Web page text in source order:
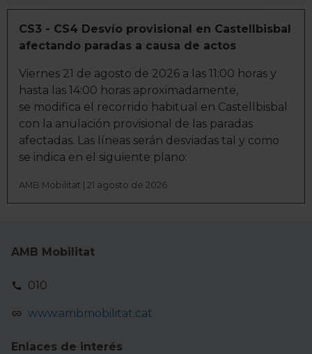
Obtenga más información sobre cómo se procesan sus
datos personales y establezca sus preferencias en la
consentimiento en cualquier momento en la Declaración
de cookies.
La publicidad digital personalizada, basada en la
información recogida mediante cookies o tecnologías
similares (como, por ejemplo, la dirección IP, los
permite financiar nuestra actividad para mantener activa
cookies, ya sean nuestras o de nuestros socios, que nos
comportamiento dentro del sitio web, así como
desarrollar un perfil específico para mostrarte publicidad
también la opción de continuar pulsando la opción
CS3 - CS4 Desvío provisional en Castellbisbal
afectando paradas a causa de actos
Viernes 21 de agosto de 2026 a las 11:00 horas y
hasta las 14:00 horas aproximadamente,
se modifica el recorrido habitual en Castellbisbal
con la anulación provisional de las paradas
afectadas. Las líneas serán desviadas tal y como
se indica en el siguiente plano:
AMB Mobilitat | 21 agosto de 2026
AMB Mobilitat
010
www.ambmobilitat.cat
Enlaces de interés